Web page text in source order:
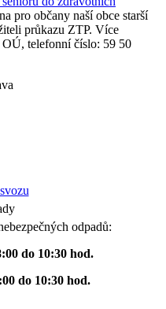
pro občany naší obce starší
průkazu ZTP. Více
telefonní číslo: 59 50
odpadů:
do 10:30 hod.
do 10:30 hod.